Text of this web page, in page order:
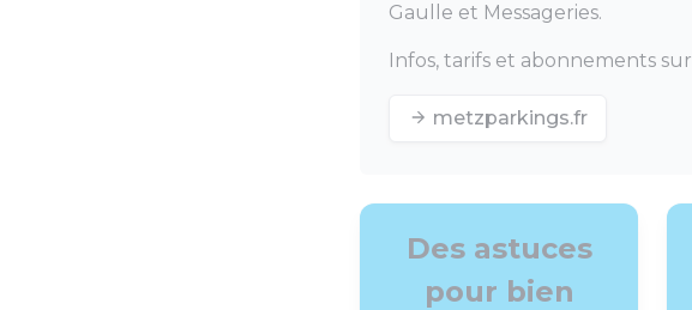
Gaulle et Messageries.
Infos, tarifs et abonnements sur
metzparkings.fr
Des astuces
pour bien